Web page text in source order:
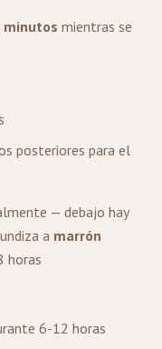
minutos mientras se
posteriores para el
— debajo hay
a marrón
horas
6-12 horas